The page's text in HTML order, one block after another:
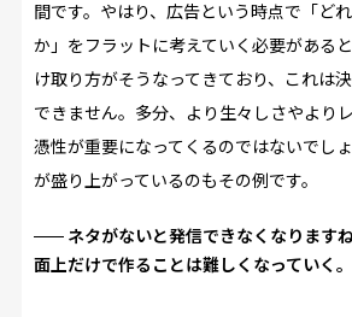
間です。やはり、広告という時点で「ど
か」をフラットに考えていく必要がある
け取り方がそうなってきており、これは
できません。多分、より生々しさやより
憑性が重要になってくるのではないでし
が盛り上がっているのもその例です。
ネタがないと発信できなくなります
面上だけで作ることは難しくなっていく。